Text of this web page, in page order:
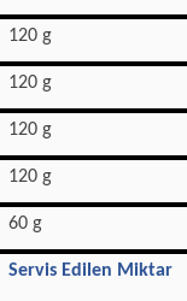
120 g
120 g
120 g
120 g
60 g
Servis Edilen Miktar